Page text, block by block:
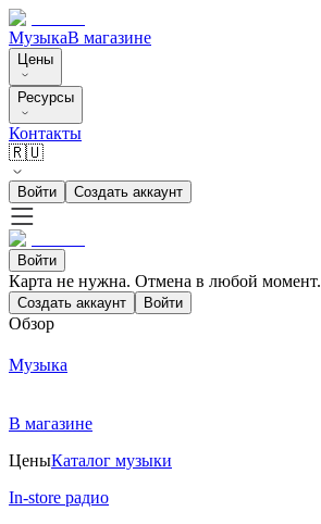
МузыкаВ магазине
Цены
Ресурсы
Контакты
🇷🇺
Войти Создать аккаунт
Войти
Карта не нужна. Отмена в любой момент.
Создать аккаунт Войти
Обзор
Музыка
В магазине
ЦеныКаталог музыки
In-store радио